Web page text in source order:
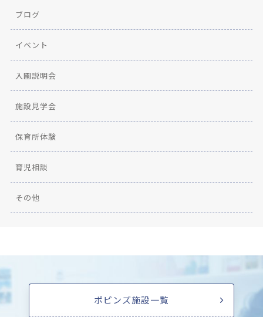
ブログ
イベント
入園説明会
施設見学会
保育所体験
育児相談
その他
ポピンズ施設一覧